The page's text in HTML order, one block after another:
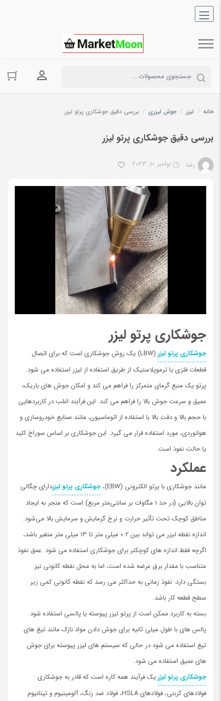
ورود به
خانه / لیزر / جوش لیزری / بررسی دقیق جوشکاری پرتو لیزر
بررسی دقیق جوشکاری پرتو لیزر
رضا نوامبر 10, 2023
جوشکاری پرتو لیزر
جوشکاری پرتو لیزر
(LBW) یک روش جوشکاری است که برای اتصال
قطعات فلزی یا ترموپلاستیک از طریق استفاده از لیزر استفاده می شود.
پرتو یک منبع گرمای متمرکز را فراهم می کند و امکان جوش های باریک،
عمیق و سرعت جوش بالا را فراهم می کند. این فرآیند اغلب در کاربردهایی
با حجم بالا و دقت بالا با استفاده از اتوماسیون، مانند صنایع خودروسازی و
هوانوردی، مورد استفاده قرار می گیرد. این جوشکاری بر اساس سوراخ کلید
یا حالت نفوذ است.
عملکرد
مانند جوشکاری با پرتو الکترونی (EBW)، جوشکاری پرتو لیزردارای چگالی
توان بالایی (در حد 1 مگاوات بر سانتی‌متر مربع) است که منجر به ایجاد
مناطق کوچک تحت تأثیر حرارت و نرخ گرمایش و سرمایش بالا می‌شود.
اندازه نقطه لیزر می تواند بین 0.2 میلی متر تا 13 میلی متر متغیر باشد،
اگرچه فقط اندازه های کوچکتر برای جوشکاری استفاده می شود. عمق نفوذ
متناسب با مقدار برق عرضه شده است، اما به محل نقطه کانونی نیز
بستگی دارد: نفوذ زمانی به حداکثر می رسد که نقطه کانونی کمی زیر
سطح قطعه کار باشد.
بسته به کاربرد ممکن است از پرتو لیزر پیوسته یا پالسی استفاده شود.
پالس های با طول میلی ثانیه برای جوش دادن مواد نازک مانند تیغ های
تیغ استفاده می شود در حالی که سیستم های لیزر پیوسته برای جوش
های عمیق استفاده می شود.
جوشکاری پرتو لیزریک فرآیند همه کاره است که قادر به جوشکاری
فولادهای کربنی، فولادهای HSLA، فولاد ضد زنگ، آلومینیوم و تیتانیوم